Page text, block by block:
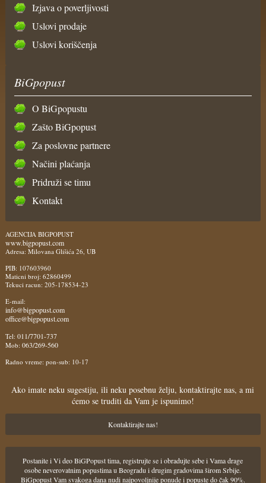
Izjava o poverljivosti
Uslovi prodaje
Uslovi koriščenja
BiGpopust
O BiGpopustu
Zašto BiGpopust
Za poslovne partnere
Načini plaćanja
Pridruži se timu
Kontakt
AGENCIJA BIGPOPUST
www.bigpopust.com
Adresa: Milovana Glišića 26, UB
PIB: 107603960
Maticni broj: 62860499
Tekuci racun: 205-178534-23
E-mail:
info@bigpopust.com
office@bigpopust.com
Tel: 011/7701-737
Mob: 063/269-560
Radno vreme: pon-sub: 10-17
Ako imate neku sugestiju, ili neku posebnu želju, kontaktirajte nas, a mi
ćemo se truditi da Vam je ispunimo!
Kontaktirajte nas!
Postanite i Vi deo BiGPopust tima, registrujte se i obradujte sebe i Vama drage
osobe neverovatnim popustima u Beogradu i drugim gradovima širom Srbije.
BiGpopust Vam svakoga dana nudi najpovoljnije ponude i popuste do čak 90%.